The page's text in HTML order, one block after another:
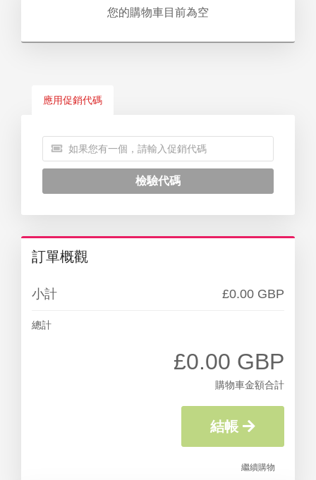
您的購物車目前為空
應用促銷代碼
檢驗代碼
訂單概觀
小計 £0.00 GBP
總計
£0.00 GBP
購物車金額合計
結帳
繼續購物